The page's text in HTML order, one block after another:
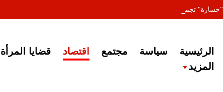
"خسارة" تجمع المعلقين على خبر إغلاق أصوات مصرية
الرئيسية سياسة مجتمع اقتصاد قضايا المرأة
المزيد